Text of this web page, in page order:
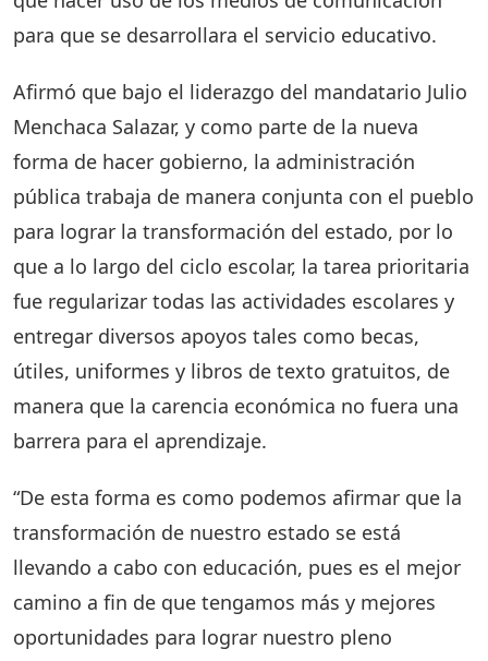
para que se desarrollara el servicio educativo.
Afirmó que bajo el liderazgo del mandatario Julio
Menchaca Salazar, y como parte de la nueva
forma de hacer gobierno, la administración
pública trabaja de manera conjunta con el pueblo
para lograr la transformación del estado, por lo
que a lo largo del ciclo escolar, la tarea prioritaria
fue regularizar todas las actividades escolares y
entregar diversos apoyos tales como becas,
útiles, uniformes y libros de texto gratuitos, de
manera que la carencia económica no fuera una
barrera para el aprendizaje.
“De esta forma es como podemos afirmar que la
transformación de nuestro estado se está
llevando a cabo con educación, pues es el mejor
camino a fin de que tengamos más y mejores
oportunidades para lograr nuestro pleno